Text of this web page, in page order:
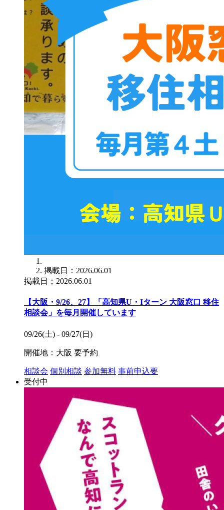
掲載日：2026.06.01
掲載日：2026.06.01
【大阪・9/26、27】「高知県U・Iターン 大阪窓口 移住
相談会」を毎月開催しています
09/26(土) - 09/27(日)
開催地：大阪 要予約
相談会 個別相談 参加無料 事前申込要
受付中